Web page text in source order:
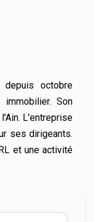
depuis octobre
Son
L'entreprise
ses dirigeants.
et une activité